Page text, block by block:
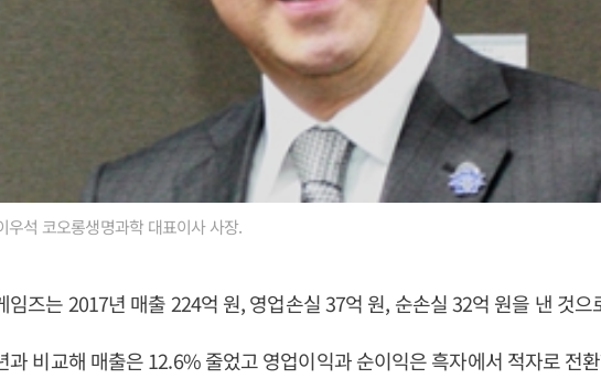
석 코오롱생명과학 대표이사 사장.
임즈는 2017년 매출 224억 원, 영업손실 37억 원, 순손실 32억 원을 낸 것
과 비교해 매출은 12.6% 줄었고 영업이익과 순이익은 흑자에서 적자